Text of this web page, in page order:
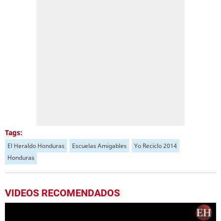
Tags:
El Heraldo Honduras Escuelas Amigables
Yo Reciclo 2014
Honduras
VIDEOS RECOMENDADOS